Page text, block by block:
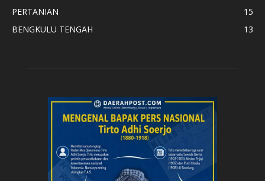
PERTANIAN
15
BENGKULU TENGAH
13